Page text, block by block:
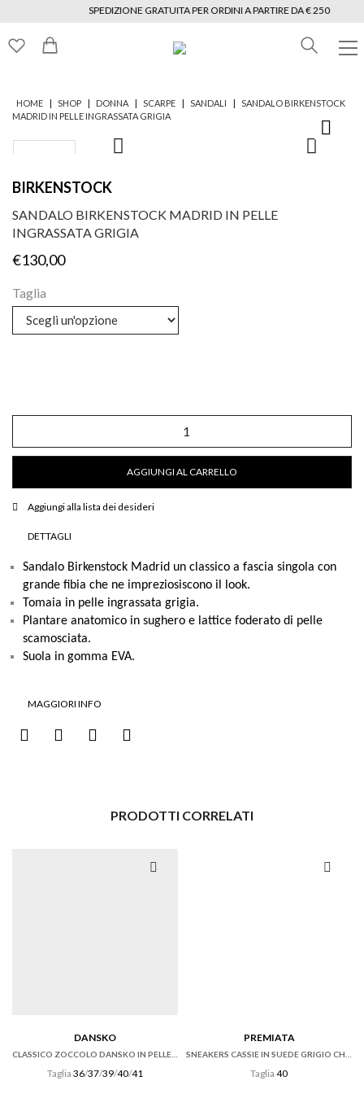
SPEDIZIONE GRATUITA PER ORDINI A PARTIRE DA € 250
HOME | SHOP | DONNA | SCARPE | SANDALI |
SANDALO BIRKENSTOCK
MADRID IN PELLE INGRASSATA GRIGIA
BIRKENSTOCK
SANDALO BIRKENSTOCK MADRID IN PELLE
INGRASSATA GRIGIA
€130,00
Taglia
Madrid
in
ingrassata
quantità
AGGIUNGI AL CARRELLO
Aggiungi alla lista dei desideri
DETTAGLI
Sandalo Birkenstock Madrid un classico a fascia singola con
grande fibia che ne impreziosiscono il look.
Tomaia in pelle ingrassata grigia.
Plantare anatomico in sughero e lattice foderato di pelle
scamosciata.
Suola in gomma EVA.
MAGGIORI INFO
PRODOTTI CORRELATI
DANSKO
Taglia 36/37/39/40/41
PREMIATA
Taglia 40